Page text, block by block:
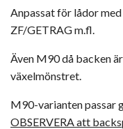
Anpassat för lådor
ZF/GETRAG m.fl.
Även M90 då backen
växelmönstret.
M90-varianten passar
OBSERVERA att